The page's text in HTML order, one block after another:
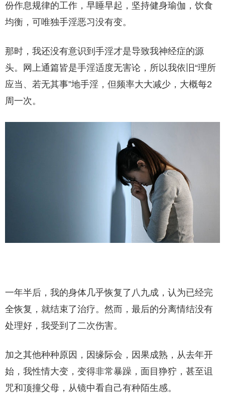
份作息规律的工作，早睡早起，坚持健身瑜伽，饮食
均衡，可唯独手淫恶习没有变。
那时，我还没有意识到手淫才是导致我神经症的源
头。网上通篇皆是手淫适度无害论，所以我依旧“理所
应当、若无其事”地手淫，但频率大大减少，大概每2
周一次。
一年半后，我的身体几乎恢复了八九成，认为已经完
全恢复，就结束了治疗。然而，最后的分离情结没有
处理好，我受到了二次伤害。
加之其他种种原因，因缘际会，因果成熟，从去年开
始，我性情大变，变得非常暴躁，面目狰狞，甚至诅
咒和顶撞父母，从镜中看自己有种陌生感。